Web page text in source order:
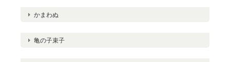
かまわぬ
亀の子束子